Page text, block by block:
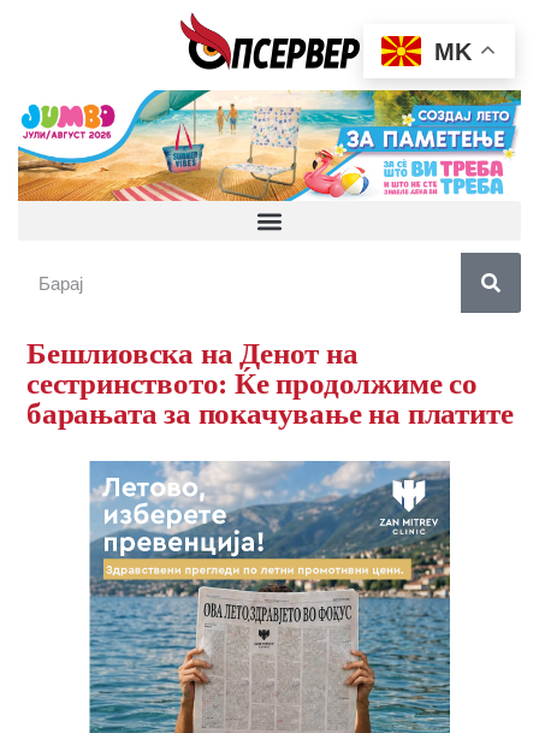
Бешлиовска на Денот на
сестринството: Ќе продолжиме со
барањата за покачување на платите
MK